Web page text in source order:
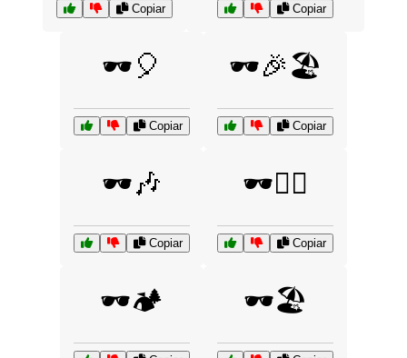
Copiar Copiar
🕶️🎈
Copiar
🕶️🎉🏖️
Copiar
🕶️🎶
Copiar
🕶️🏄‍♀️
Copiar
🕶️🏕️ 🕶️🏖️